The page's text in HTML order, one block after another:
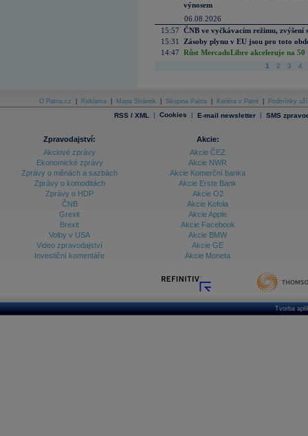
výnosem
06.08.2026
15:57 ČNB ve vyčkávacím režimu, zvýšení
15:31
Zásoby plynu v EU jsou pro toto
14:47 Růst MercadoLibre akceleruje na
1 2 3 4
O Patria.cz Reklama Mapa Stránek Skupina Patria Kariéra v Patrii Podmínky
RSS / XML | Cookies | E-mail newsletter | SMS
Zpravodajství:
Akciové zprávy
Ekonomické zprávy
Zprávy o měnách a sazbách
Zprávy o komoditách
Zprávy o HDP
ČNB
Grexit
Brexit
Volby v USA
Video zpravodajství
Investiční komentáře
Akcie:
Akcie ČEZ
Akcie NWR
Akcie Komerční banka
Akcie Erste Bank
Akcie O2
Akcie Kofola
Akcie Apple
Akcie Facebook
Akcie BMW
Akcie GE
Akcie Moneta
Tvorba